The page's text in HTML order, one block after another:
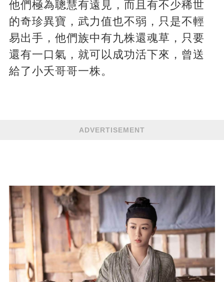
他們極為聰慧有遠見，而且有不少稀世
的奇珍異寶，武力值也不弱，只是不輕
易出手，他們族中有九株還魂草，只要
還有一口氣，就可以成功活下來，曾送
給了小夭哥哥一株。
ADVERTISEMENT